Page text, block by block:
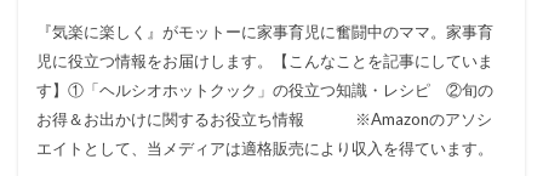
『気楽に楽しく』がモットーに家事育児に奮闘中のママ。家事育
児に役立つ情報をお届けします。【こんなことを記事にしていま
す】①「ヘルシオホットクック」の役立つ知識・レシピ ②旬の
お得＆お出かけに関するお役立ち情報 ※Amazonのアソシ
エイトとして、当メディアは適格販売により収入を得ています。